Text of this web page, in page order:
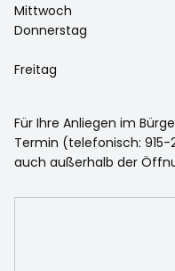
Mittwoch
Donnerstag
Freitag
Für Ihre Anliegen im
Termin (telefonisch: 915-
auch außerhalb der